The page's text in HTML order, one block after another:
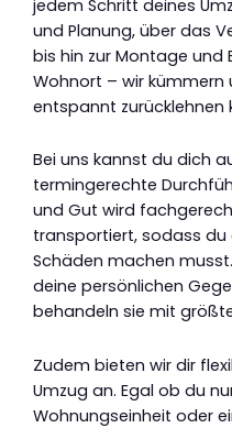
jedem Schritt deines
und Planung, über das
bis hin zur Montage und
Wohnort – wir
entspannt zurücklehnen
Bei uns kannst du dich
termingerechte
und Gut wird
transportiert, sodass du
Schäden machen
deine persönlichen
behandeln sie mit
Zudem bieten wir dir
Umzug an. Egal ob du
Wohnungseinheit oder